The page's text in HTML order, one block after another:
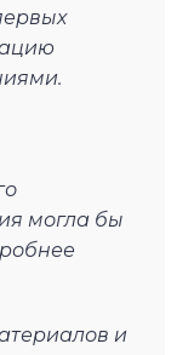
могла бы
и